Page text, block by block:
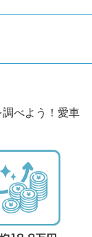
べよう！愛車